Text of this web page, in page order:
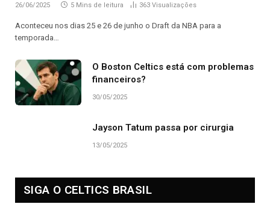
26/06/2025 5 Mins de leitura 363 Visualizações
Aconteceu nos dias 25 e 26 de junho o Draft da NBA para a
temporada…
O Boston Celtics está com problemas
financeiros?
30/05/2025
Jayson Tatum passa por cirurgia
13/05/2025
SIGA O CELTICS BRASIL